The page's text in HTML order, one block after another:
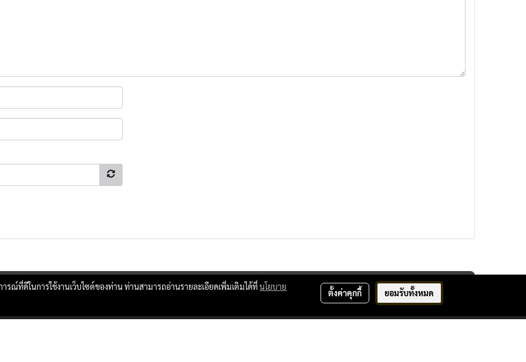
ณ์ที่ดีในการใช้งานเว็บไซต์ของท่าน ท่านสามารถอ่านรายละเอียดเพิ่มเติมได้ที่นโยบาย
ตั้งค่าคุกกี้ ยอมรับทั้งหมด